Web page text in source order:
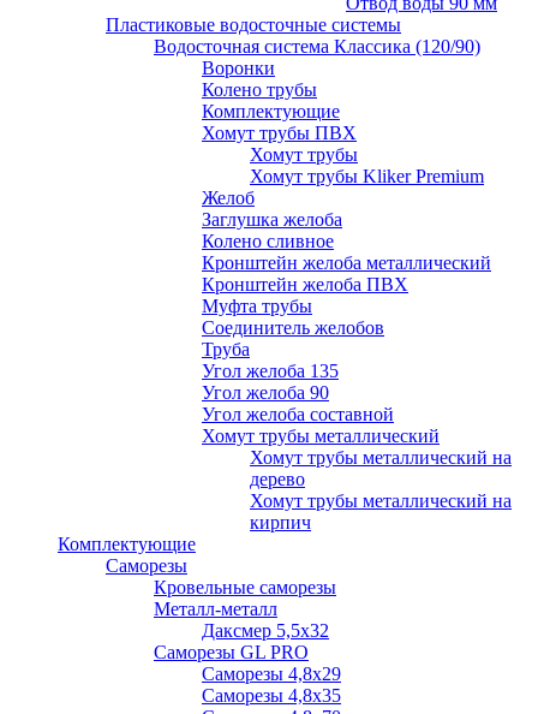
Пластиковые водосточные системы
Водосточная система Классика (120/90)
Воронки
Колено трубы
Комплектующие
Хомут трубы ПВХ
Хомут трубы
Хомут трубы Kliker Premium
Желоб
Заглушка желоба
Колено сливное
Кронштейн желоба металлический
Кронштейн желоба ПВХ
Муфта трубы
Соединитель желобов
Труба
Угол желоба 135
Угол желоба 90
Угол желоба составной
Хомут трубы металлический
Хомут трубы металлический на
дерево
Хомут трубы металлический на
кирпич
Комплектующие
Саморезы
Кровельные саморезы
Металл-металл
Даксмер 5,5х32
Саморезы GL PRO
Сaморезы 4,8х29
Сaморезы 4,8х35